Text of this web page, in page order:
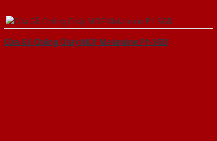
Cửa Gỗ Chống Cháy MDF Melamine P1-SGD